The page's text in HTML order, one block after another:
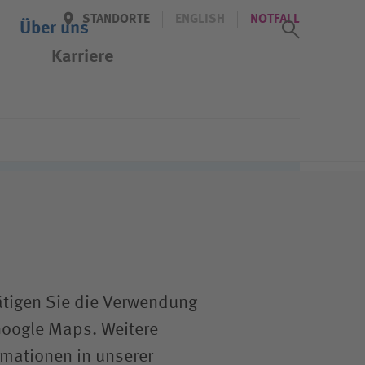
STANDORTE ENGLISH NOTFALL
Über uns
Karriere
Sie die Verwendung
Maps. Weitere
in unserer